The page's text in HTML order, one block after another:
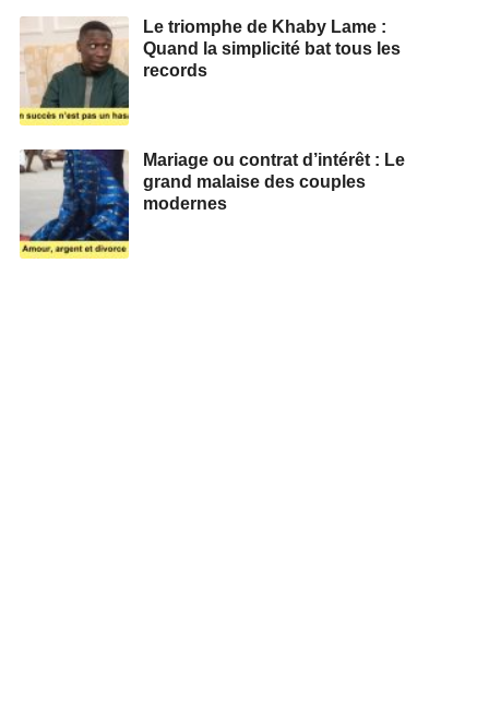
Le triomphe de Khaby Lame :
Quand la simplicité bat tous les
records
Mariage ou contrat d’intérêt : Le
grand malaise des couples
modernes